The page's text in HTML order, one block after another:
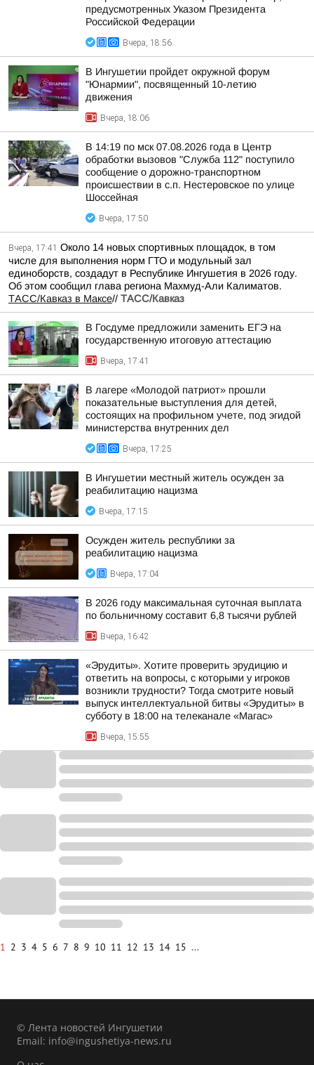
предусмотренных Указом Президента
Российской Федерации
Вчера, 18:56
В Ингушетии пройдет окружной форум
"Юнармии", посвященный 10-летию
движения
Вчера, 18:06
В 14:19 по мск 07.08.2026 года в Центр
обработки вызовов "Служба 112" поступило
сообщение о дорожно-транспортном
происшествии в с.п. Нестеровское по улице
Шоссейная
Вчера, 17:50
Вчера, 17:41 Около 14 новых спортивных площадок, в том
числе для выполнения норм ГТО и модульный зал
единоборств, создадут в Республике Ингушетия в 2026 году.
Об этом сообщил глава региона Махмуд-Али Калиматов.
ТАСС/Кавказ в Максе// ТАСС/Кавказ
В Госдуме предложили заменить ЕГЭ на
государственную итоговую аттестацию
Вчера, 17:41
В лагере «Молодой патриот» прошли
показательные выступления для детей,
состоящих на профильном учете, под эгидой
министерства внутренних дел
Вчера, 17:25
В Ингушетии местный житель осужден за
реабилитацию нацизма
Вчера, 17:15
Осужден житель республики за
реабилитацию нацизма
Вчера, 17:04
В 2026 году максимальная суточная выплата
по больничному составит 6,8 тысячи рублей
Вчера, 16:42
«Эрудиты». Хотите проверить эрудицию и
ответить на вопросы, с которыми у игроков
возникли трудности? Тогда смотрите новый
выпуск интеллектуальной битвы «Эрудиты» в
субботу в 18:00 на телеканале «Магас»
Вчера, 15:55
1 2 3 4 5 6 7 8 9 10 11 12 13 14 15 ...
© Лента новостей Ингушетии
Email: info@ingushetiya-news.ru